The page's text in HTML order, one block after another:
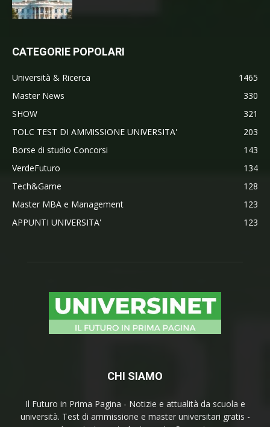
CATEGORIE POPOLARI
Università & Ricerca
1465
Master News
330
SHOW
321
TOLC TEST DI AMMISSIONE UNIVERSITA'
203
Borse di studio Concorsi
143
VerdeFuturo
134
Tech&Game
128
Master MBA e Management
123
APPUNTI UNIVERSITA'
123
CHI SIAMO
Il Futuro in Prima Pagina - Notizie e attualità da scuola e
università. Test di ammissione e master universitari gratis -